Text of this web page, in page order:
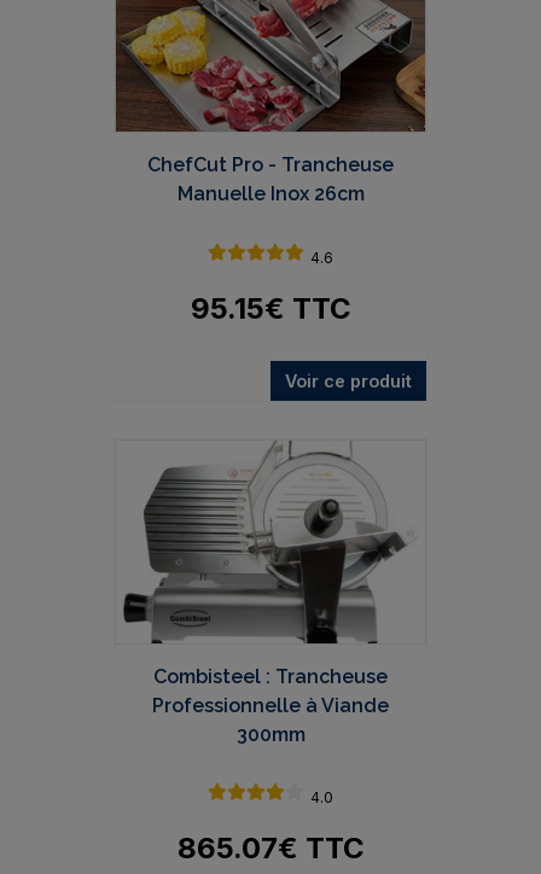
ChefCut Pro - Trancheuse
Manuelle Inox 26cm
4.6
95.15€ TTC
Voir ce produit
Combisteel : Trancheuse
Professionnelle à Viande
300mm
4.0
865.07€ TTC